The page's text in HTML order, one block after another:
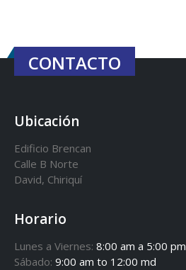
CONTACTO
Ubicación
Edificio Brencan
Calle B Norte
David, Chiriquí
Horario
Lunes a Viernes: 8:00 am a 5:00 pm
Sábado: 9:00 am to 12:00 md